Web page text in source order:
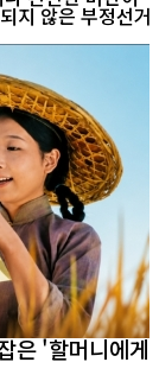
지 않은 부정선거
은 '할머니에게